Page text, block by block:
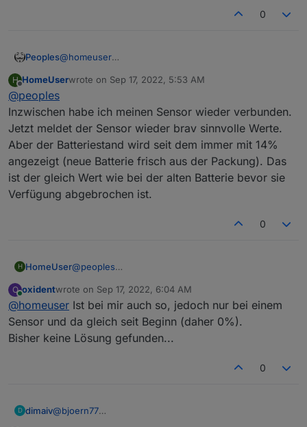
0
Peoples@homeuser
H
Offline
HomeUserwrote on Sep 17, 2022, 5:53 AM
last edited by
@peoples
Inzwischen habe ich meinen Sensor wieder verbunden.
Jetzt meldet der Sensor wieder brav sinnvolle Werte.
Aber der Batteriestand wird seit dem immer mit 14%
angezeigt (neue Batterie frisch aus der Packung). Das
ist der gleich Wert wie bei der alten Batterie bevor sie
Verfügung abgebrochen ist.
0
H HomeUser@peoples
verbunden. Jetzt meldet der Sensor wieder brav
sinnvolle Werte.
Aber der Batteriestand wird seit dem immer mit
14% angezeigt (neue Batterie frisch aus der
Packung). Das ist der gleich Wert wie bei der alten
O
Online
oxidentwrote on Sep 17, 2022, 6:04 AM
last edited by
@homeuser Ist bei mir auch so, jedoch nur bei einem
Sensor und da gleich seit Beginn (daher 0%).
Bisher keine Lösung gefunden...
0
D dimaiv@bjoern77